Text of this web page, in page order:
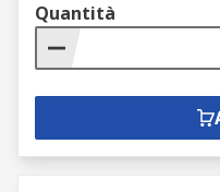
Quantità